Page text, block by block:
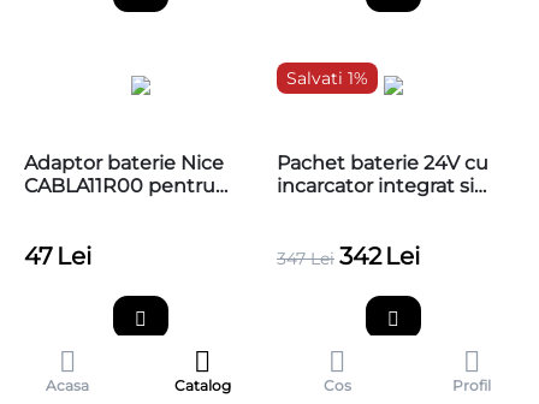
Adaptor baterie Nice
CABLA11R00 pentru
47 Lei
Salvati 1%
Pachet baterie 24V cu
incarcator integrat si
347 Lei 342 Lei
Acasa Catalog Cos Profil